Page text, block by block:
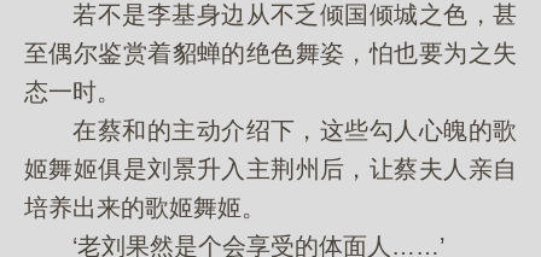
若不是李基身边从不乏倾国倾城之色，甚
至偶尔鉴赏着貂蝉的绝色舞姿，怕也要为之失
态一时。
在蔡和的主动介绍下，这些勾人心魄的歌
姬舞姬俱是刘景升入主荆州后，让蔡夫人亲自
培养出来的歌姬舞姬。
‘老刘果然是个会享受的体面人……’